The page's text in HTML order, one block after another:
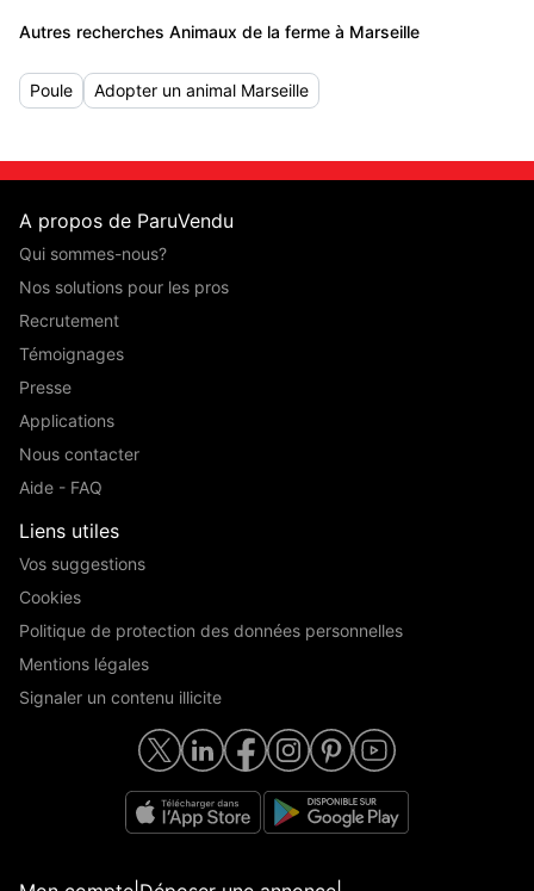
Autres recherches Animaux de la ferme à Marseille
Poule Adopter un animal Marseille
A propos de ParuVendu
Qui sommes-nous?
Nos solutions pour les pros
Recrutement
Témoignages
Presse
Applications
Nous contacter
Aide - FAQ
Liens utiles
Vos suggestions
Cookies
Politique de protection des données personnelles
Mentions légales
Signaler un contenu illicite